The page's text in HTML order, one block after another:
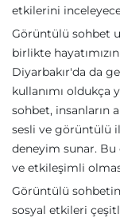
etkilerini
Görüntülü sohbet
birlikte
Diyarbakır'da da
kullanımı oldukça
sohbet, insanların
sesli ve görüntülü
deneyim sunar. Bu
ve etkileşimli
Görüntülü
sosyal etkileri